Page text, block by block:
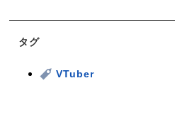
タグ
VTuber